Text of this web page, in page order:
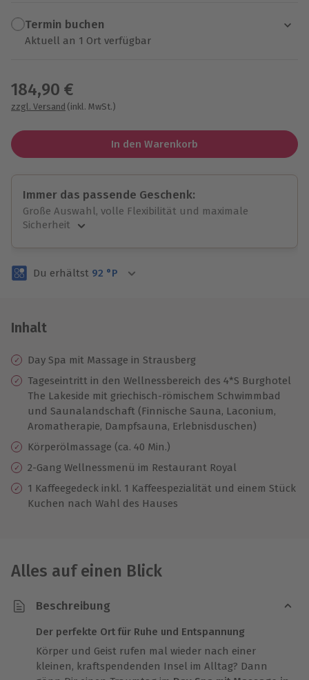
Termin buchen
Aktuell an 1 Ort verfügbar
184,90 €
zzgl. Versand (inkl. MwSt.)
In den Warenkorb
Immer das passende Geschenk:
Große Auswahl, volle Flexibilität und maximale
Sicherheit
Volle Flexibilität
3 Jahre gültig & verlängerbar.
Du erhältst 92 °P
Inhalt
Day Spa mit Massage in Strausberg
Tageseintritt in den Wellnessbereich des 4*S Burghotel
The Lakeside mit griechisch-römischem Schwimmbad
und Saunalandschaft (Finnische Sauna, Laconium,
Aromatherapie, Dampfsauna, Erlebnisduschen)
Körperölmassage (ca. 40 Min.)
2-Gang Wellnessmenü im Restaurant Royal
1 Kaffeegedeck inkl. 1 Kaffeespezialität und einem Stück
Kuchen nach Wahl des Hauses
Alles auf einen Blick
Beschreibung
Der perfekte Ort für Ruhe und Entspannung
Körper und Geist rufen mal wieder nach einer
kleinen, kraftspendenden Insel im Alltag? Dann